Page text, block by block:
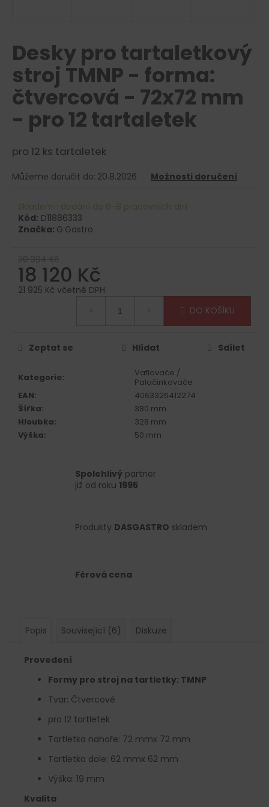
Desky pro tartaletkový
stroj TMNP - forma:
čtvercová - 72x72 mm
- pro 12 tartaletek
pro 12 ks tartaletek
Můžeme doručit do: 20.8.2026 Možnosti doručení
Skladem : dodání do 6-8 pracovních dní
Kód: D11886333
Značka: G.Gastro
18 120 Kč
21 925 Kč včetně DPH
DO KOŠÍKU
Kategorie:
Vaflovače /
Palačinkovače
EAN:
4063326412274
Šířka:
380 mm
Hloubka:
328 mm
Výška: 50 mm
Zeptat se Hlídat Sdílet
Spolehlivý partner
již od roku 1995
Produkty DASGASTRO skladem
Férová cena
Popis Související (6) Diskuze
Provedení
Formy pro stroj na tartletky: TMNP
Tvar: Čtvercové
pro 12 tartletek
Tartletka nahoře: 72 mmx 72 mm
Tartletka dole: 62 mmx 62 mm
Výška: 19 mm
Kvalita
í
t
?
o
p
o
č
u